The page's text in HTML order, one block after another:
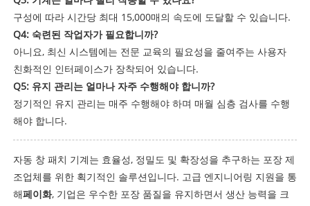
구성에 따라 시간당 최대 15,000매의 속도에 도달할 수 있습니다.
Q4: 숙련된 작업자가 필요합니까?
아니요, 최신 시스템에는 전문 교육의 필요성을 줄여주는 사용자
친화적인 인터페이스가 장착되어 있습니다.
Q5: 유지 관리는 얼마나 자주 수행해야 합니까?
정기적인 유지 관리는 매주 수행해야 하며 매월 심층 검사를 수행
해야 합니다.
자동 창 패치 기계는 효율성, 정밀도 및 확장성을 추구하는 포장 제
조업체를 위한 획기적인 솔루션입니다. 고급 엔지니어링 지원을 통
해페이화, 기업은 우수한 포장 품질을 유지하면서 생산 능력을 크